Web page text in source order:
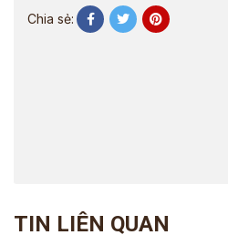
Chia sẻ:
TIN LIÊN QUAN